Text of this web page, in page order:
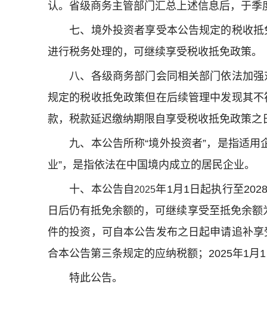
认。省级商务主管部门汇总上述信息后，于
七、境外投资者享受本公告规定的税收抵
进行税务处理的，可继续享受税收抵免政策。
八、各级商务部门会同相关部门依法加强
规定的税收抵免政策但在后续管理中发现其
款，税款延迟缴纳期限自享受税收抵免政策之
九、本公告所称“境外投资者”，是指适用
业”，是指依法在中国境内成立的居民企业。
十、本公告自2025年1月 1日起执行至2028
日后仍有抵免余额的，可继续享受至抵免余
件的投资，可自本公告发布之日起申请追补
合本公告第三条规定的应纳税额； 2025年1月 1
特此公告。